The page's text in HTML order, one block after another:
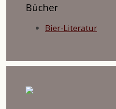
Bücher
Bier-Literatur